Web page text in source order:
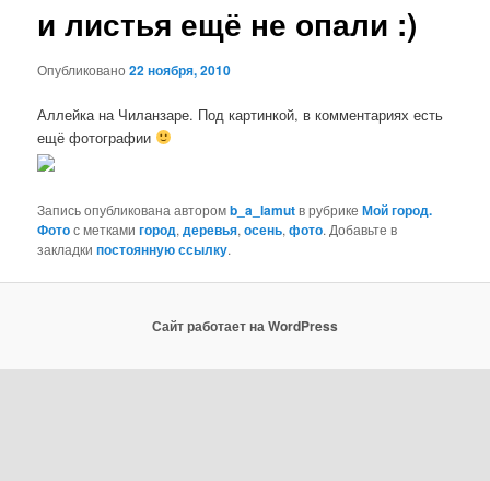
и листья ещё не опали :)
Опубликовано22 ноября, 2010
Аллейка на Чиланзаре. Под картинкой, в комментариях есть
ещё фотографии
Запись опубликована авторомb_a_lamutв рубрикеМой город.
Фотос меткамигород,деревья,осень,фото. Добавьте в
закладкипостоянную ссылку.
Сайт работает на WordPress